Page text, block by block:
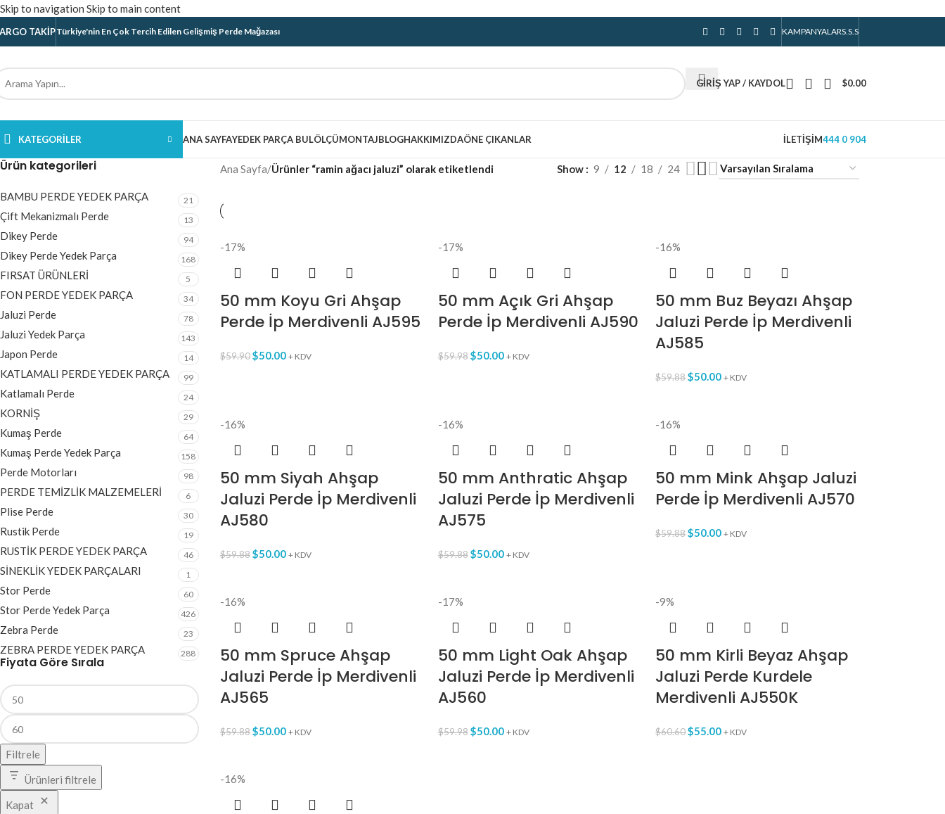
Skip to navigation Skip to main content
TAKIPTürkiye'nin En Çok Tercih Edilen Gelişmiş Perde Mağazası KAMPANYALARS.S.S
GIRIŞ YAP / KAYDOL $0.00
KATEGORILER ANA SAYFAYEDEK PARÇA BULÖLÇÜMONTAJBLOGHAKKIMIZDAÖNE ÇIKANLAR İLETIŞIM444 0 904
Ürün kategorileri
BAMBU PERDE YEDEK PARÇA 21
Çift Mekanizmalı Perde 13
Dikey Perde 94
Dikey Perde Yedek Parça 168
FIRSAT ÜRÜNLERİ 5
FON PERDE YEDEK PARÇA 34
Jaluzi Perde 78
Jaluzi Yedek Parça 143
Japon Perde 14
KATLAMALI PERDE YEDEK PARÇA 99
Katlamalı Perde 24
KORNİŞ 29
Kumaş Perde 64
Kumaş Perde Yedek Parça 158
Perde Motorları 98
PERDE TEMİZLİK MALZEMELERİ 6
Plise Perde 30
Rustik Perde 19
RUSTİK PERDE YEDEK PARÇA 46
SİNEKLİK YEDEK PARÇALARI 1
Stor Perde 60
Stor Perde Yedek Parça 426
Zebra Perde 23
ZEBRA PERDE YEDEK PARÇA 288
Fiyata Göre Sırala
Filtrele
Ürünleri filtrele
Kapat
Ana Sayfa/Ürünler “ramin ağacı jaluzi” olarak etiketlendi Show 9 12 18 24
-17%
50 mm Koyu Gri Ahşap
Perde İp Merdivenli AJ595
$59.90$50.00 + KDV
-17%
50 mm Açık Gri Ahşap
Perde İp Merdivenli AJ590
$59.98 $50.00 + KDV
-16%
50 mm Buz Beyazı Ahşap
Jaluzi Perde İp Merdivenli
AJ585
$59.88 $50.00 + KDV
-16%
50 mm Siyah Ahşap
Jaluzi Perde İp Merdivenli
AJ580
$59.88$50.00 + KDV
-16%
50 mm Anthratic Ahşap
Jaluzi Perde İp Merdivenli
AJ575
$59.88 $50.00 + KDV
-16%
50 mm Mink Ahşap Jaluzi
Perde İp Merdivenli AJ570
$59.88 $50.00 + KDV
-16%
50 mm Spruce Ahşap
Jaluzi Perde İp Merdivenli
AJ565
$59.88$50.00 + KDV
-17%
50 mm Light Oak Ahşap
Jaluzi Perde İp Merdivenli
AJ560
$59.98 $50.00 + KDV
-9%
50 mm Kirli Beyaz Ahşap
Jaluzi Perde Kurdele
Merdivenli AJ550K
$60.60 $55.00 + KDV
-16%